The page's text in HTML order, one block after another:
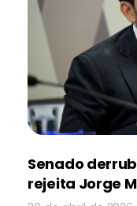
Senado
rejeita Jorge